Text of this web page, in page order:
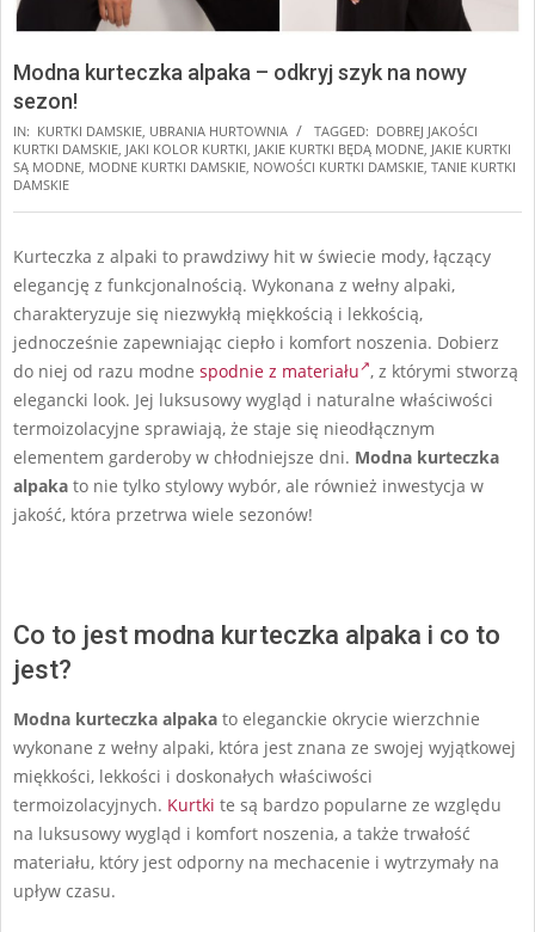
Modna kurteczka alpaka – odkryj szyk na nowy
sezon!
IN: KURTKI DAMSKIE UBRANIA HURTOWNIA TAGGED: DOBREJ JAKOŚCI
KURTKI DAMSKIE JAKI KOLOR KURTKI JAKIE KURTKI BĘDĄ MODNE JAKIE KURTKI
SĄ MODNE MODNE KURTKI DAMSKIE NOWOŚCI KURTKI DAMSKIE TANIE KURTKI
DAMSKIE
Kurteczka z alpaki to prawdziwy hit w świecie mody, łączący
elegancję z funkcjonalnością. Wykonana z wełny alpaki,
charakteryzuje się niezwykłą miękkością i lekkością,
jednocześnie zapewniając ciepło i komfort noszenia. Dobierz
do niej od razu modne spodnie z materiału , z którymi stworzą
elegancki look. Jej luksusowy wygląd i naturalne właściwości
termoizolacyjne sprawiają, że staje się nieodłącznym
elementem garderoby w chłodniejsze dni. Modna kurteczka
alpaka to nie tylko stylowy wybór, ale również inwestycja w
jakość, która przetrwa wiele sezonów!
Co to jest modna kurteczka alpaka i co to
jest?
Modna kurteczka alpaka to eleganckie okrycie wierzchnie
wykonane z wełny alpaki, która jest znana ze swojej wyjątkowej
miękkości, lekkości i doskonałych właściwości
termoizolacyjnych. Kurtki te są bardzo popularne ze względu
na luksusowy wygląd i komfort noszenia, a także trwałość
materiału, który jest odporny na mechacenie i wytrzymały na
upływ czasu.